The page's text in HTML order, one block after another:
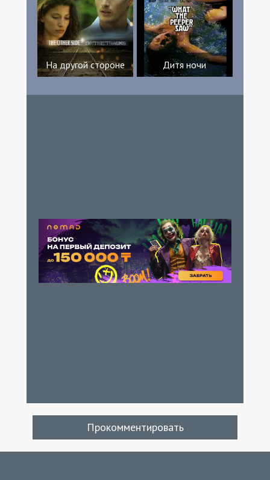
На другой стороне Дитя ночи
Прокомментировать